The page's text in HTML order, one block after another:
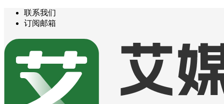
联系我们
订阅邮箱